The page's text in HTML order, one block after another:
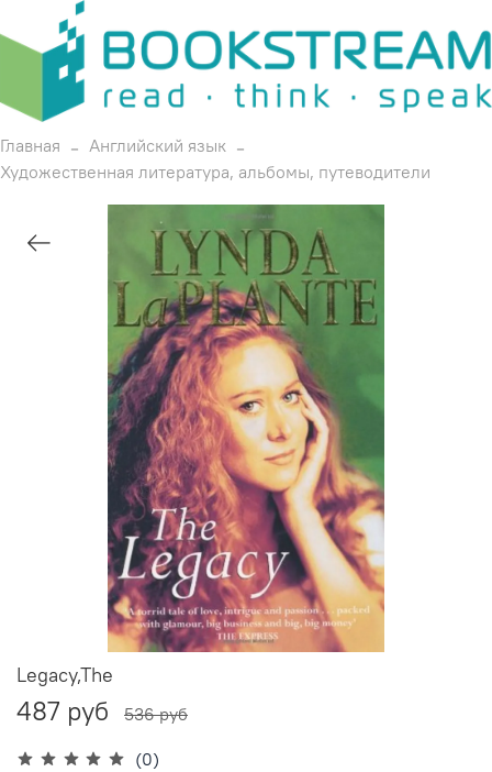
Главная
Английский язык
Художественная литература, альбомы, путеводители
(0)
Legacy,The
487 руб 536 руб